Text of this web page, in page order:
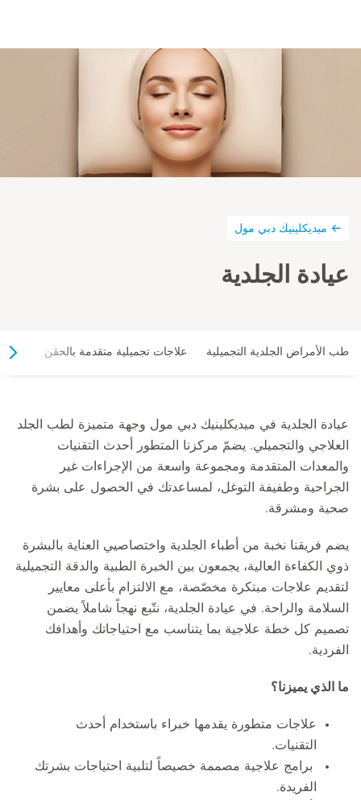
ميديكلينيك دبي مول
عيادة الجلدية
طب الأمراض الجلدية التجميلية علاجات تجميلية متقدمة بالحقن
عيادة الجلدية في ميديكلينيك دبي مول وجهة متميزة لطب الجلد
العلاجي والتجميلي. يضمّ مركزنا المتطور أحدث التقنيات
والمعدات المتقدمة ومجموعة واسعة من الإجراءات غير
الجراحية وطفيفة التوغل، لمساعدتك في الحصول على بشرة
صحية ومشرقة.
يضم فريقنا نخبة من أطباء الجلدية واختصاصيي العناية بالبشرة
ذوي الكفاءة العالية، يجمعون بين الخبرة الطبية والدقة التجميلية
لتقديم علاجات مبتكرة مخصّصة، مع الالتزام بأعلى معايير
السلامة والراحة. في عيادة الجلدية، نتّبع نهجاً شاملاً يضمن
تصميم كل خطة علاجية بما يتناسب مع احتياجاتك وأهدافك
الفردية.
ما الذي يميزنا؟
علاجات متطورة يقدمها خبراء باستخدام أحدث
التقنيات.
برامج علاجية مصممة خصيصاً لتلبية احتياجات بشرتك
الفريدة.